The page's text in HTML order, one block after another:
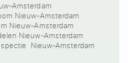
Amsterdam
Nieuw-Amsterdam
Nieuw-Amsterdam
Nieuw-Amsterdam
Nieuw-Amsterdam